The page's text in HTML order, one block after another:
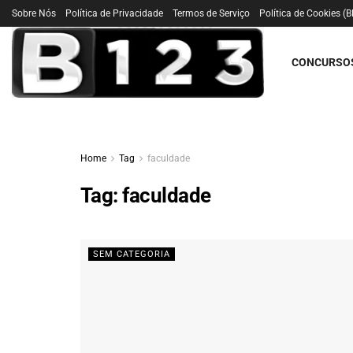
Sobre Nós Política de Privacidade Termos de Serviço Política de Cookies
Home Tag faculdade
Tag:faculdade
SEM CATEGORIA